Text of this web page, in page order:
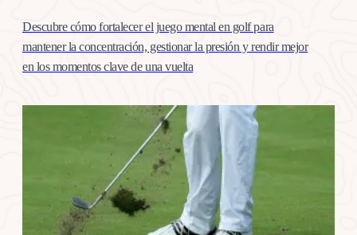
Descubre cómo fortalecer el juego mental en golf para
mantener la concentración, gestionar la presión y rendir mejor
en los momentos clave de una vuelta